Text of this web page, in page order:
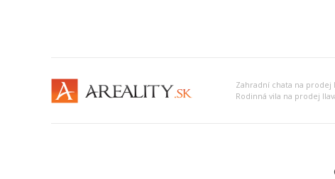
Zahradní chata na prodej
Rodinná vila na prodej